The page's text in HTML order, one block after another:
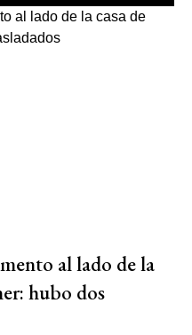
al lado de la
hubo dos